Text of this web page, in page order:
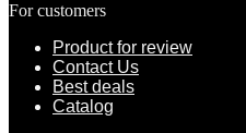
For customers
Product for review
Contact Us
Best deals
Catalog